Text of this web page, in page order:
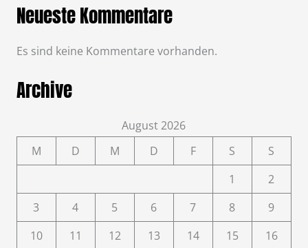
Neueste Kommentare
Es sind keine Kommentare vorhanden.
Archive
August 2026
M
D M D F S
S
1
2
3
4 5 6 7 8
9
10
11 12 13 14 15
16